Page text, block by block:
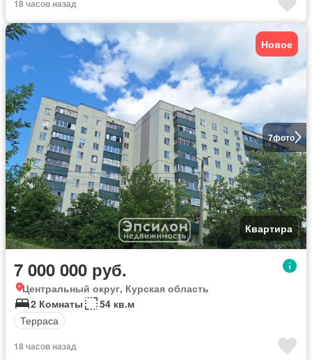
18 часов назад
7фото
Новое
Квартира
7 000 000 руб.
Центральный округ, Курская область
2 Комнаты
54 кв.м
Терраса
18 часов назад